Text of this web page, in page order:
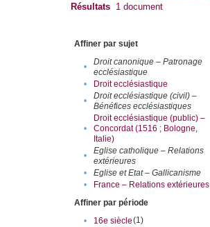
Résultats 1 document
Affiner par sujet
•
Droit canonique – Patronage
ecclésiastique
• Droit ecclésiastique
•
Droit ecclésiastique (civil) –
Bénéfices ecclésiastiques
•
Droit ecclésiastique (public) –
Concordat (1516 ; Bologne,
Italie)
•
Eglise catholique – Relations
extérieures
• Eglise et Etat – Gallicanisme
•
France – Relations extérieures
Affiner par période
•
16e siècle(1)